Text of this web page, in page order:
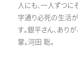
人にも、一人ずつ
字通り必死の生活
す。銀平さん、あり
掌。河田 聡。